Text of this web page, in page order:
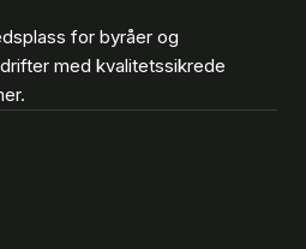
for byråer og
med kvalitetssikrede